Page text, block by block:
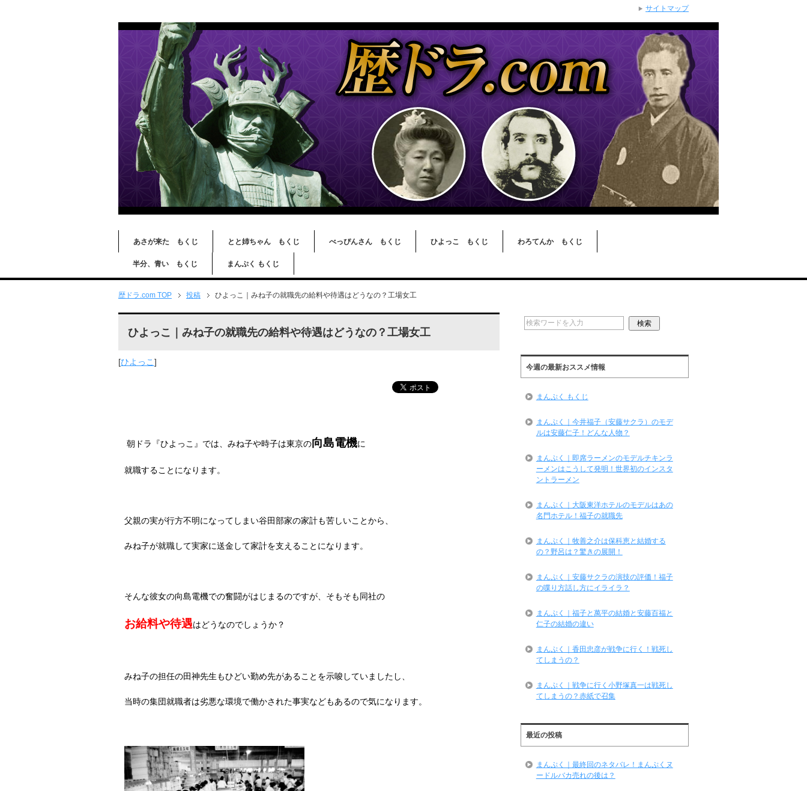
あさが来た もくじ とと姉ちゃん もくじ べっぴんさん もくじ ひよっこ もくじ わろてんか もくじ
半分、青い もくじ まんぷく もくじ
歴ドラ.com TOP 投稿 ひよっこ｜みね子の就職先の給料や待遇はどうなの？工場女工
ひよっこ｜みね子の就職先の給料や待遇はどうなの？工場女工
[ひよっこ ]
朝ドラ『ひよっこ』では、みね子や時子は東京の向島電機に
就職することになります。
父親の実が行方不明になってしまい谷田部家の家計も苦しいことから、
みね子が就職して実家に送金して家計を支えることになります。
そんな彼女の向島電機での奮闘がはじまるのですが、そもそも同社の
お給料や待遇はどうなのでしょうか？
みね子の担任の田神先生もひどい勤め先があることを示唆していましたし、
当時の集団就職者は劣悪な環境で働かされた事実などもあるので気になります。
今週の最新おススメ情報
まんぷく もくじ
まんぷく｜今井福子（安藤サクラ）のモデ
ルは安藤仁子！どんな人物？
まんぷく｜即席ラーメンのモデルチキンラ
ーメンはこうして発明！世界初のインスタ
ントラーメン
まんぷく｜大阪東洋ホテルのモデルはあの
名門ホテル！福子の就職先
まんぷく｜牧善之介は保科恵と結婚する
の？野呂は？驚きの展開！
まんぷく｜安藤サクラの演技の評価！福子
の喋り方話し方にイライラ？
まんぷく｜福子と萬平の結婚と安藤百福と
仁子の結婚の違い
まんぷく｜香田忠彦が戦争に行く！戦死し
てしまうの？
まんぷく｜戦争に行く小野塚真一は戦死し
てしまうの？赤紙で召集
最近の投稿
まんぷく｜最終回のネタバレ！まんぷくヌ
ードルバカ売れの後は？
サイトマップ